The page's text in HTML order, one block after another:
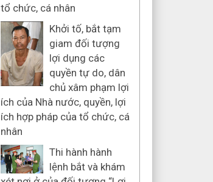
tổ chức, cá nhân
Khởi tố, bắt tạm
giam đối tượng
lợi dụng các
quyền tự do, dân
chủ xâm phạm lợi
ích của Nhà nước, quyền, lợi
ích hợp pháp của tổ chức, cá
nhân
Thi hành hành
lệnh bắt và khám